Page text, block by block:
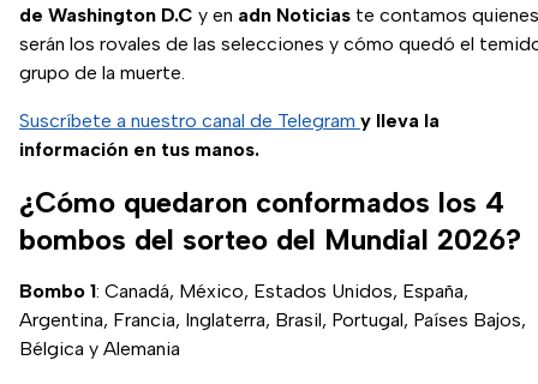
de Washington D.C y en adn Noticias te contamos quienes
serán los rovales de las selecciones y cómo quedó el
grupo de la muerte.
Suscríbete a nuestro canal de Telegram y lleva la
información en tus manos.
¿Cómo quedaron conformados los 4
bombos del sorteo del Mundial 2026?
Bombo 1: Canadá, México, Estados Unidos, España,
Argentina, Francia, Inglaterra, Brasil, Portugal, Países Bajos,
Bélgica y Alemania